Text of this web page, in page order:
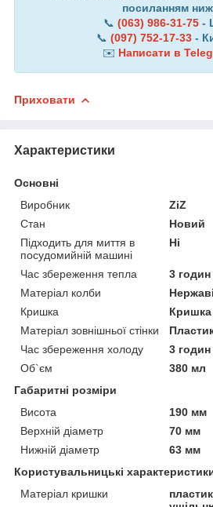
посиланням
📞 (063) 986-31-75-
📞 (097) 752-17-33 -
✉️ Написати в
Приховати
Характеристики
Основні
Виробник
ZiZ
Стан
Новий
Підходить для миття в
посудомийній машині
Ні
Час збереження тепла
3 годин
Матеріал колби
Кришка
Кришка
Матеріал зовнішньої стінки
Час збереження холоду
3 годин
Об`єм
380 мл
Габаритні розміри
Висота
190 мм
Верхній діаметр
70 мм
Нижній діаметр
63 мм
Користувальницькі
Матеріал кришки